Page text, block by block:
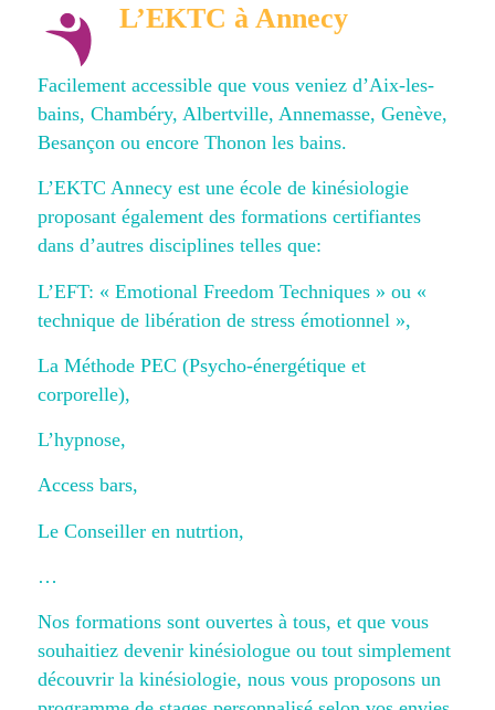
L’EKTC à Annecy
Facilement accessible que vous veniez d’Aix-les-
bains, Chambéry, Albertville, Annemasse, Genève,
Besançon ou encore Thonon les bains.
L’EKTC Annecy est une école de kinésiologie
proposant également des formations certifiantes
dans d’autres disciplines telles que:
L’EFT: « Emotional Freedom Techniques » ou «
technique de libération de stress émotionnel »,
La Méthode PEC (Psycho-énergétique et
corporelle),
L’hypnose,
Access bars,
Le Conseiller en nutrtion,
…
Nos formations sont ouvertes à tous, et que vous
souhaitiez devenir kinésiologue ou tout simplement
découvrir la kinésiologie, nous vous proposons un